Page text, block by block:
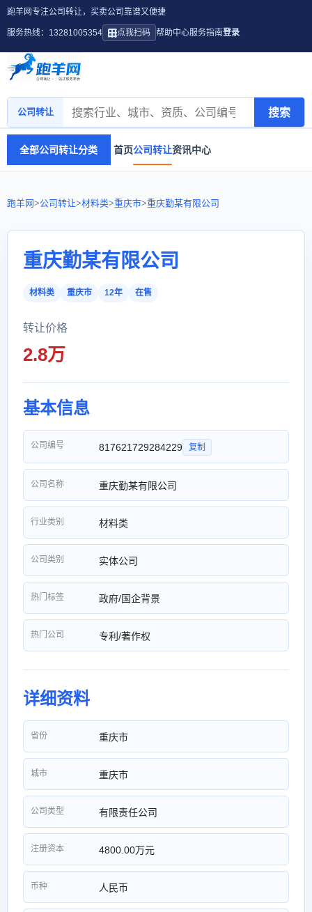
跑羊网专注公司转让，买卖公司靠谱又便捷
服务热线：13281005354 点我扫码 帮助中心服务指南登录
公司转让 搜索
全部公司转让分类 首页公司转让资讯中心
跑羊网>公司转让>材料类>重庆市>重庆勤某有限公司
重庆勤某有限公司
材料类 重庆市 12年 在售
转让价格
2.8万
基本信息
公司编号 817621729284229 复制
公司名称 重庆勤某有限公司
行业类别 材料类
公司类别 实体公司
热门标签 政府/国企背景
热门公司 专利/著作权
详细资料
省份 重庆市
城市 重庆市
公司类型 有限责任公司
注册资本 4800.00万元
币种 人民币